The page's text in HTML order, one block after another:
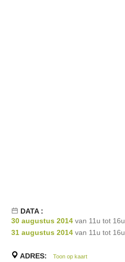
DATA :
30 augustus 2014 van 11u tot 16u
31 augustus 2014 van 11u tot 16u
ADRES: Toon op kaart